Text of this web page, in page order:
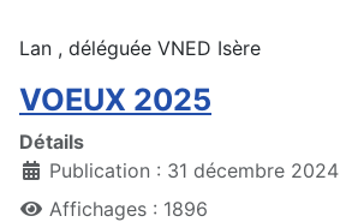
Lan , déléguée VNED Isère
VOEUX 2025
Détails
Publication : 31 décembre 2024
Affichages : 1896